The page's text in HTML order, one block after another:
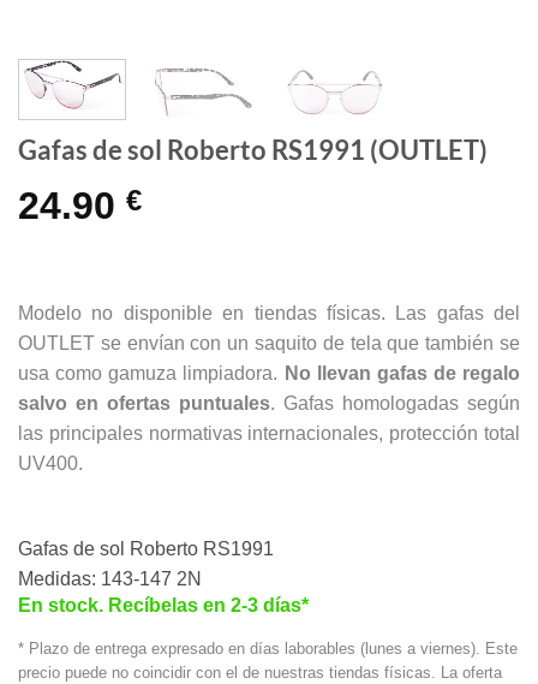
Gafas de sol Roberto RS1991 (OUTLET)
24.90 €
Modelo no disponible en tiendas físicas. Las gafas del
OUTLET se envían con un saquito de tela que también se
usa como gamuza limpiadora. No llevan gafas de regalo
salvo en ofertas puntuales. Gafas homologadas según
las principales normativas internacionales, protección total
UV400.
Gafas de sol Roberto RS1991
Medidas: 143-147 2N
En stock. Recíbelas en 2-3 días*
* Plazo de entrega expresado en días laborables (lunes a viernes). Este
precio puede no coincidir con el de nuestras tiendas físicas. La oferta